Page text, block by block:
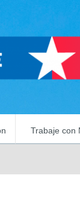
Trabaje con